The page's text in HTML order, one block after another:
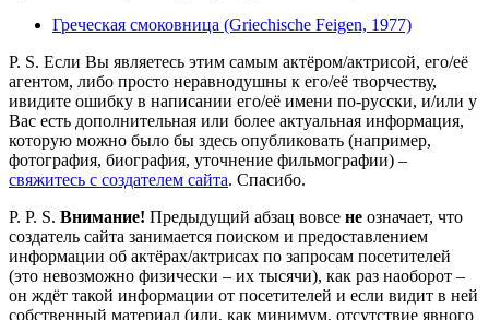
Греческая смоковница (Griechische Feigen, 1977)
P. S. Если Вы являетесь этим самым актёром/актрисой, его/её
агентом, либо просто неравнодушны к его/её творчеству,
ивидите ошибку в написании его/её имени по-русски, и/или у
Вас есть дополнительная или более актуальная информация,
которую можно было бы здесь опубликовать (например,
фотография, биография, уточнение фильмографии) –
свяжитесь с создателем сайта. Спасибо.
P. P. S. Внимание! Предыдущий абзац вовсе не означает, что
создатель сайта занимается поиском и предоставлением
информации об актёрах/актрисах по запросам посетителей
(это невозможно физически – их тысячи), как раз наоборот –
он ждёт такой информации от посетителей и если видит в ней
собственный материал (или, как минимум, отсутствие явного